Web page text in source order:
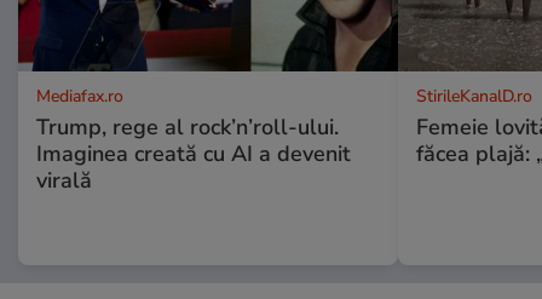
Mediafax.ro
Trump, rege al rock’n’roll-ului.
Imaginea creată cu AI a devenit
virală
StirileKanalD.ro
Femeie
făcea plajă: